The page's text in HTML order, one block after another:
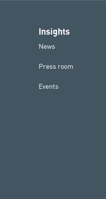
Insights
News
Press room
Events